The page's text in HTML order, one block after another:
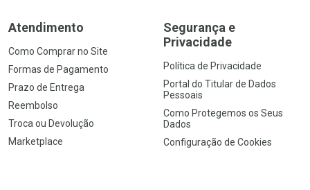
Atendimento
Como Comprar no Site
Formas de Pagamento
Prazo de Entrega
Reembolso
Troca ou Devolução
Marketplace
Segurança e
Privacidade
Política de Privacidade
Portal do Titular de Dados
Pessoais
Como Protegemos os Seus
Dados
Configuração de Cookies